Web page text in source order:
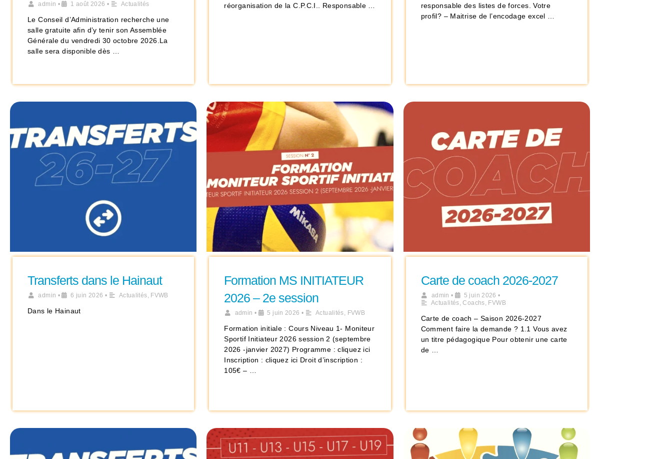
admin • 1 août 2026 • Actualités
Le Conseil d’Administration recherche une
salle gratuite afin d’y tenir son Assemblée
Générale du vendredi 30 octobre 2026.La
salle sera disponible dès …
réorganisation de la C.P.C.I.. Responsable …
responsable des listes de forces. Votre
profil? – Maitrise de l’encodage excel …
Transferts dans le Hainaut
admin • 6 juin 2026 • Actualités, FVWB
Dans le Hainaut
Formation MS INITIATEUR
2026 – 2e session
admin • 5 juin 2026 • Actualités, FVWB
Formation initiale : Cours Niveau 1- Moniteur
Sportif Initiateur 2026 session 2 (septembre
2026 -janvier 2027) Programme : cliquez ici
Inscription : cliquez ici Droit d’inscription :
105€ – …
Carte de coach 2026-2027
admin • 5 juin 2026 •
Actualités,Coachs, FVWB
Carte de coach – Saison 2026-2027
Comment faire la demande ? 1.1 Vous avez
un titre pédagogique Pour obtenir une carte
de …